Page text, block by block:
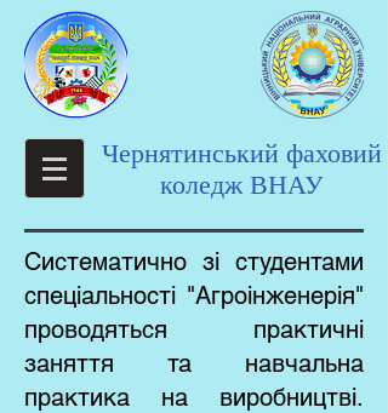
Чернятинський фаховий
коледж ВНАУ
Систематично зі студентами
спеціальності "Агроінженерія"
проводяться практичні
заняття та навчальна
практика на виробництві.